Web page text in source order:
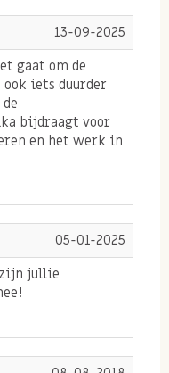
Gezonde
zijn
blijven aanmaken
hormonen. Daarbij
zoals altijd
gezond als je op
een gezonde
een
belangrijke
is ook wel een
E beter op
te neutraliseren.
op biologische
13-09-2025
gaat om de
iets duurder
bijdraagt voor
en het werk in
05-01-2025
jullie